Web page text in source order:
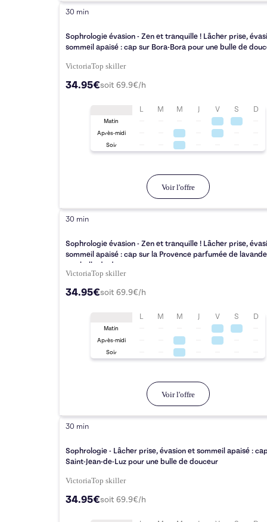
30 min
Sophrologie évasion - Zen et tranquille ! Lâcher prise,
sommeil apaisé : cap sur Bora-Bora pour une bulle de
VictoriaTop skiller
34.95€soit 69.9€/h
L M M J V S D
Matin
Après-midi
Soir
Voir l'offre
30 min
Sophrologie évasion - Zen et tranquille ! Lâcher prise,
sommeil apaisé : cap sur la Provence parfumée de
une bulle de douceur
VictoriaTop skiller
34.95€soit 69.9€/h
L M M J V S D
Matin
Après-midi
Soir
Voir l'offre
30 min
Sophrologie - Lâcher prise, évasion et sommeil apaisé :
Saint-Jean-de-Luz pour une bulle de douceur
VictoriaTop skiller
34.95€soit 69.9€/h